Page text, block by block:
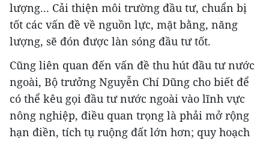
lượng... Cải thiện môi trường đầu tư, chuẩn bị
tốt các vấn đề về nguồn lực, mặt bằng, năng
lượng, sẽ đón được làn sóng đầu tư tốt.
Cũng liên quan đến vấn đề thu hút đầu tư nước
ngoài, Bộ trưởng Nguyễn Chí Dũng cho biết để
có thể kêu gọi đầu tư nước ngoài vào lĩnh vực
nông nghiệp, điều quan trọng là phải mở rộng
hạn điền, tích tụ ruộng đất lớn hơn; quy hoạch